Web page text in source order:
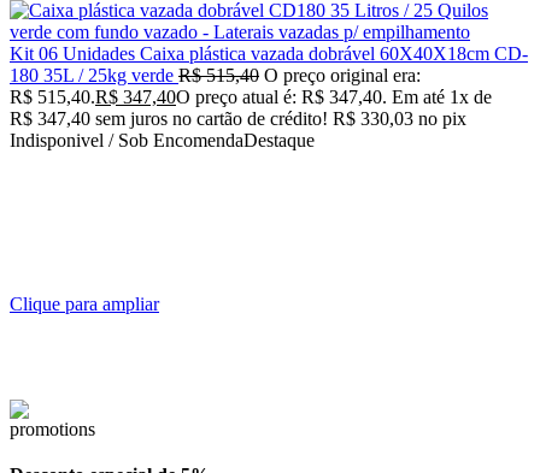
Kit 06 Unidades Caixa plástica vazada dobrável 60X40X18cm CD-
180 35L / 25kg verde R$515,40 O preço original era:
R$ 515,40.R$ 347,40O preço atual é: R$ 347,40. Em até 1x de
R$ 347,40 sem juros no cartão de crédito! R$ 330,03 no pix
Indisponivel / Sob EncomendaDestaque
Clique para ampliar